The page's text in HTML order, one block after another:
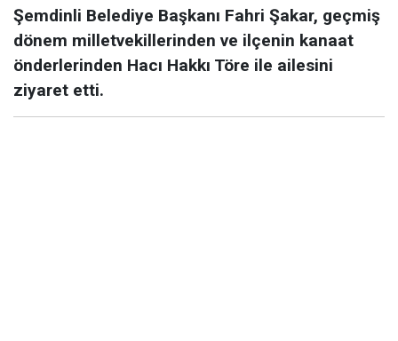
Şemdinli Belediye Başkanı Fahri Şakar, geçmiş
dönem milletvekillerinden ve ilçenin kanaat
önderlerinden Hacı Hakkı Töre ile ailesini
ziyaret etti.